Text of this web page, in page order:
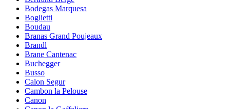
Bodegas Marquesa
Boglietti
Boudau
Branas Grand Poujeaux
Brandl
Brane Cantenac
Buchegger
Busso
Calon Segur
Cambon la Pelouse
Canon